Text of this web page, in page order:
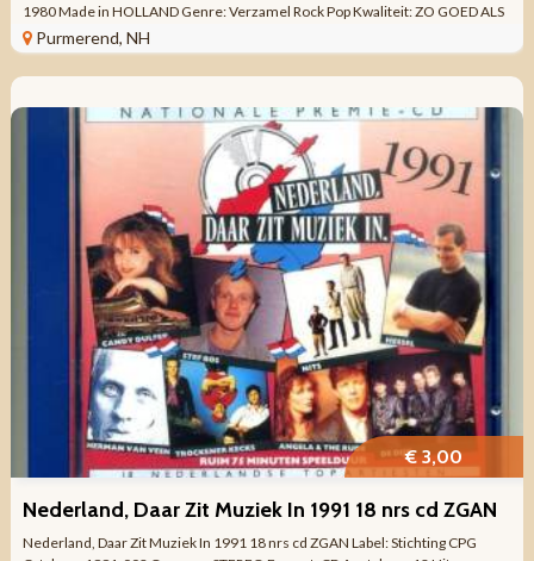
1980 Made in HOLLAND Genre: Verzamel Rock Pop Kwaliteit: ZO GOED ALS
NIEUW KANT 1 ...
Purmerend, NH
€ 3,00
Nederland, Daar Zit Muziek In 1991 18 nrs cd ZGAN
Nederland, Daar Zit Muziek In 1991 18 nrs cd ZGAN Label: Stichting CPG